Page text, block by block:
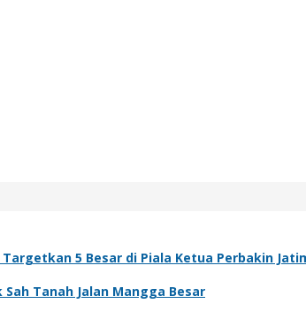
5 Besar di Piala Ketua Perbakin
Tanah Jalan Mangga Besar